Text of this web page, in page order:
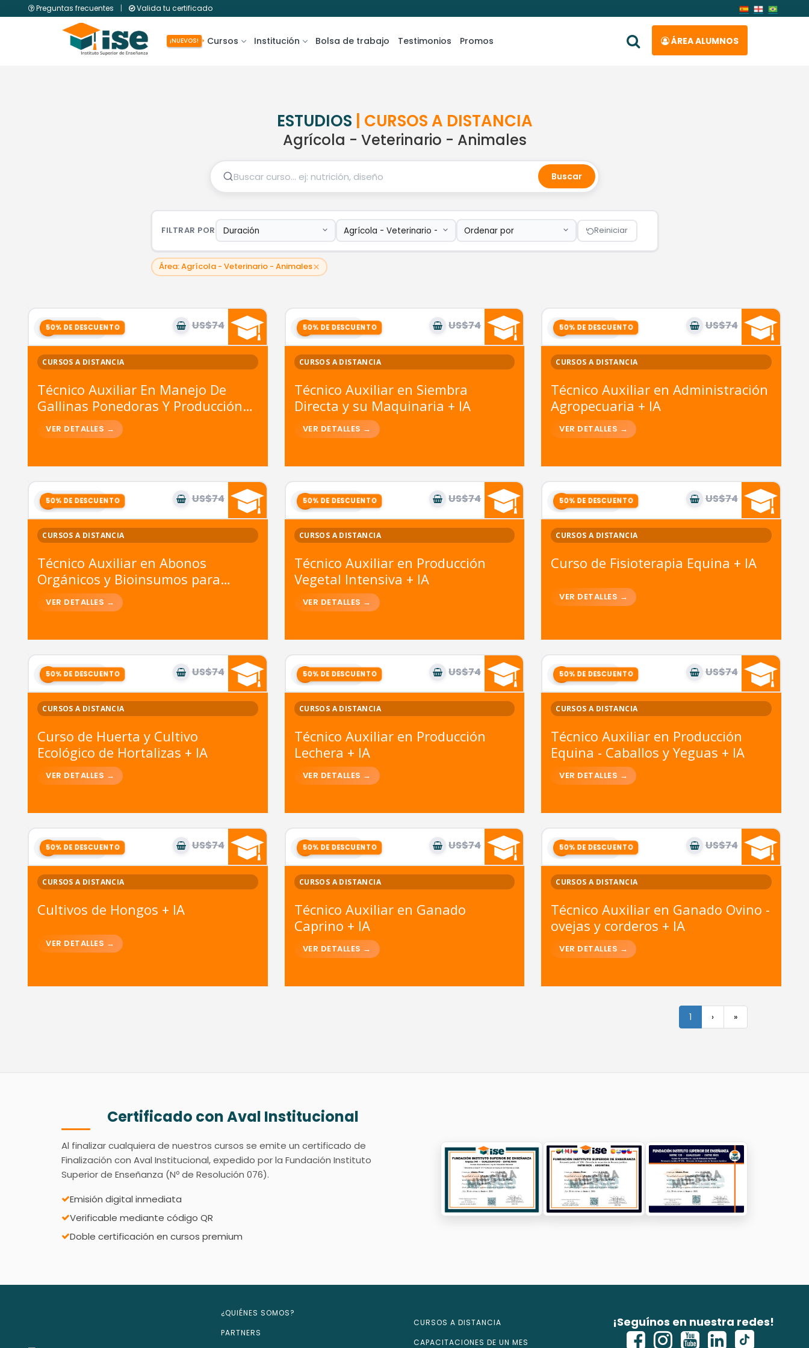
Preguntas frecuentes | Valida tu certificado
¡NUEVOS! Cursos Institución Bolsa de trabajo Testimonios Promos ÁREA ALUMNOS
ESTUDIOS | CURSOS A DISTANCIA
Agrícola - Veterinario - Animales
Buscar
FILTRAR POR Reiniciar
Área: Agrícola - Veterinario - Animales
9módulos US$74 US$37
CURSOS A DISTANCIA
Técnico Auxiliar En Manejo De
Gallinas Ponedoras Y Producción
De Huevos Para La Venta + IA
9módulos US$74 US$37
CURSOS A DISTANCIA
Técnico Auxiliar en Siembra
Directa y su Maquinaria + IA
9módulos US$74 US$37
CURSOS A DISTANCIA
Técnico Auxiliar en Administración
Agropecuaria + IA
9módulos US$74 US$37
CURSOS A DISTANCIA
Técnico Auxiliar en Abonos
Orgánicos y Bioinsumos para
cultivos ecológicos + IA
9módulos US$74 US$37
CURSOS A DISTANCIA
Técnico Auxiliar en Producción
Vegetal Intensiva + IA
4módulos US$74 US$37
CURSOS A DISTANCIA
Curso de Fisioterapia Equina + IA
4módulos US$74 US$37
CURSOS A DISTANCIA
Curso de Huerta y Cultivo
Ecológico de Hortalizas + IA
9módulos US$74 US$37
CURSOS A DISTANCIA
Técnico Auxiliar en Producción
Lechera + IA
9módulos US$74 US$37
CURSOS A DISTANCIA
Técnico Auxiliar en Producción
Equina - Caballos y Yeguas + IA
3módulos US$74 US$37
CURSOS A DISTANCIA
Cultivos de Hongos + IA
9módulos US$74 US$37
CURSOS A DISTANCIA
Técnico Auxiliar en Ganado
Caprino + IA
9módulos US$74 US$37
CURSOS A DISTANCIA
Técnico Auxiliar en Ganado Ovino -
ovejas y corderos + IA
1 › »
Certificado con Aval Institucional
Al finalizar cualquiera de nuestros cursos se emite un certificado de
Finalización con Aval Institucional, expedido por la Fundación Instituto
Superior de Enseñanza (Nº de Resolución 076).
Emisión digital inmediata
Verificable mediante código QR
Doble certificación en cursos premium
¿QUIÉNES SOMOS?
PARTNERS
CURSOS A DISTANCIA
CAPACITACIONES DE UN MES
¡Seguínos en nuestra redes!